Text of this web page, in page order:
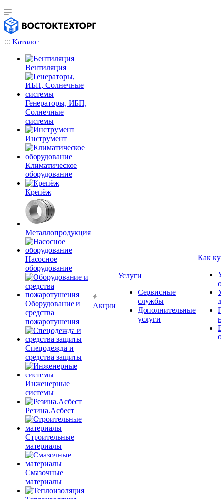
Каталог
Вентиляция
Генераторы, ИБП,
Солнечные
системы
Инструмент
Климатическое
оборудование
Крепёж
Металлопродукция
Насосное
оборудование
Оборудование и
средства
пожаротушения
Спецодежда и
средства защиты
Инженерные
системы
Резина.Асбест
Строительные
материалы
Смазочные
материалы
Акции
Услуги
Сервисные
службы
Дополнительные
услуги
Как